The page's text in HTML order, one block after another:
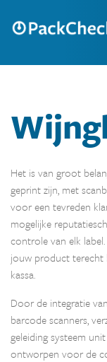
Het is van groot
geprint zijn, met
voor een tevreden
mogelijke
controle van elk
jouw product terecht
kassa.
Door de integratie
barcode scanners,
geleiding systeem
ontworpen voor de